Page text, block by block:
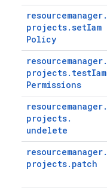
resourcemanager.
projects.setIam
Policy
resourcemanager.
projects. testIam
Permissions
resourcemanager.
projects.
undelete
resourcemanager.
projects. patch